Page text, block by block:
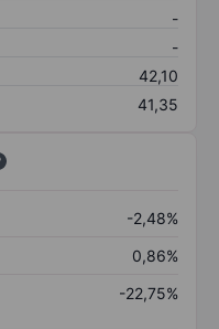
-
-
42,10
41,35
-2,48%
0,86%
-22,75%